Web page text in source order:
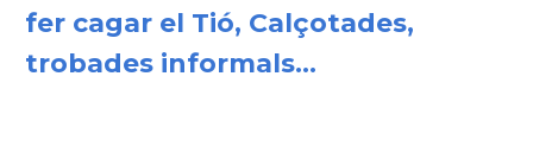
fer cagar el Tió, Calçotades,
trobades informals...